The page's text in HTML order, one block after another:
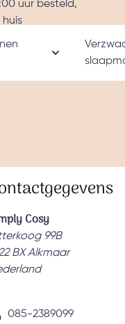
uur besteld,
Toon
Cosy
99B
BX Alkmaar
085-2389099